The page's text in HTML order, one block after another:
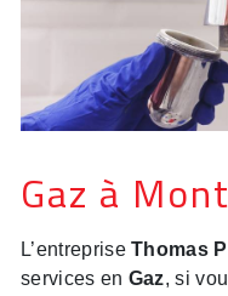
Gaz à
L’entrepriseThomas
services en Gaz, si